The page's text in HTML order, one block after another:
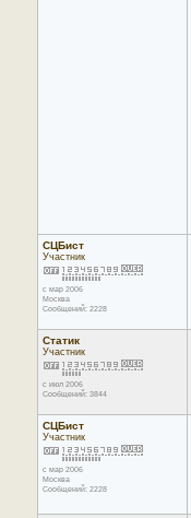
СЦБист
Участник
с мар 2006
Москва
Сообщений: 2228
Статик
Участник
с июл 2006
Сообщений: 3844
СЦБист
Участник
с мар 2006
Москва
Сообщений: 2228